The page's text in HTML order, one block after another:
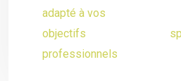
adapté à vos
objectifs
professionnels